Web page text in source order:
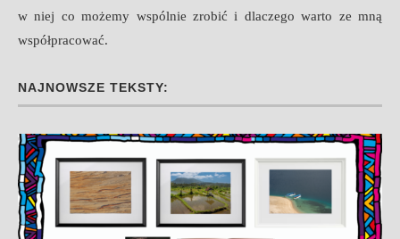
w niej co możemy wspólnie zrobić i dlaczego warto ze mną
współpracować.
NAJNOWSZE TEKSTY: